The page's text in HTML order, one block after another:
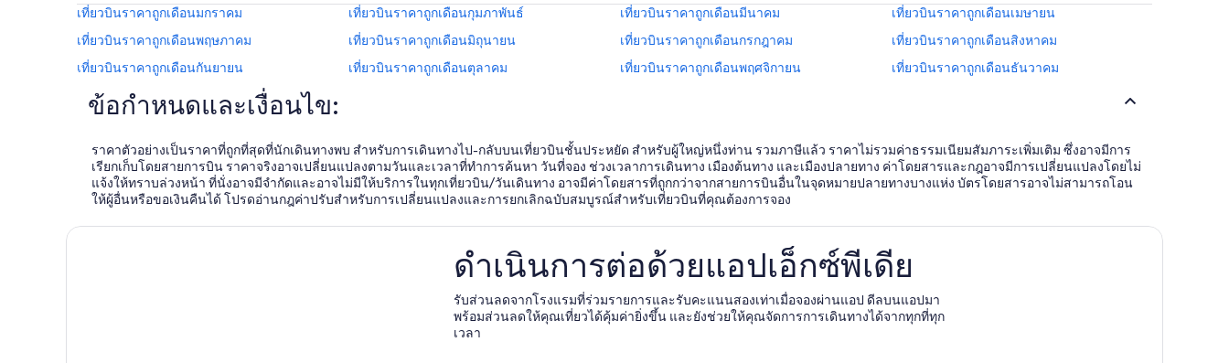
เที่ยวบินราคาถูกเดือนมกราคม เที่ยวบินราคาถูกเดือนกุมภาพันธ์ เที่ยวบินราคาถูกเดือนมีนาคม
เที่ยวบินราคาถูกเดือนเมษายน
เที่ยวบินราคาถูกเดือนพฤษภาคม
เที่ยวบินราคาถูกเดือนมิถุนายน เที่ยวบินราคาถูกเดือนกรกฎาคม
เที่ยวบินราคาถูกเดือนสิงหาคม
เที่ยวบินราคาถูกเดือนกันยายน
เที่ยวบินราคาถูกเดือนตุลาคม เที่ยวบินราคาถูกเดือนพฤศจิกายน เที่ยวบินราคาถูกเดือนธันวาคม
ข้อกำหนดและเงื่อนไข:
ราคาตัวอย่างเป็นราคาที่ถูกที่สุดที่นักเดินทางพบ สำหรับการเดินทางไป-กลับบนเที่ยวบินชั้นประหยัด สำหรับผู้ใหญ่หนึ่งท่าน รวมภาษีแล้ว ราคาไม่รวมค่าธรรมเนียมสัมภาระเพิ่มเติม ซึ่งอาจมีการ
เรียกเก็บโดยสายการบิน ราคาจริงอาจเปลี่ยนแปลงตามวันและเวลาที่ทำการค้นหา วันที่จอง ช่วงเวลาการเดินทาง เมืองต้นทาง และเมืองปลายทาง ค่าโดยสารและกฎอาจมีการเปลี่ยนแปลงโดยไม่
แจ้งให้ทราบล่วงหน้า ที่นั่งอาจมีจำกัดและอาจไม่มีให้บริการในทุกเที่ยวบิน/วันเดินทาง อาจมีค่าโดยสารที่ถูกกว่าจากสายการบินอื่นในจุดหมายปลายทางบางแห่ง บัตรโดยสารอาจไม่สามารถโอน
ให้ผู้อื่นหรือขอเงินคืนได้ โปรดอ่านกฎค่าปรับสำหรับการเปลี่ยนแปลงและการยกเลิกฉบับสมบูรณ์สำหรับเที่ยวบินที่คุณต้องการจอง
ดำเนินการต่อด้วยแอปเอ็กซ์พีเดีย
รับส่วนลดจากโรงแรมที่ร่วมรายการและรับคะแนนสองเท่าเมื่อจองผ่านแอป ดีลบนแอปมา
พร้อมส่วนลดให้คุณเที่ยวได้คุ้มค่ายิ่งขึ้น และยังช่วยให้คุณจัดการการเดินทางได้จากทุกที่ทุก
เวลา